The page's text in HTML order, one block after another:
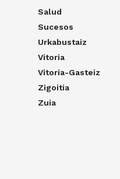
Salud
Sucesos
Urkabustaiz
Vitoria
Vitoria-Gasteiz
Zigoitia
Zuia